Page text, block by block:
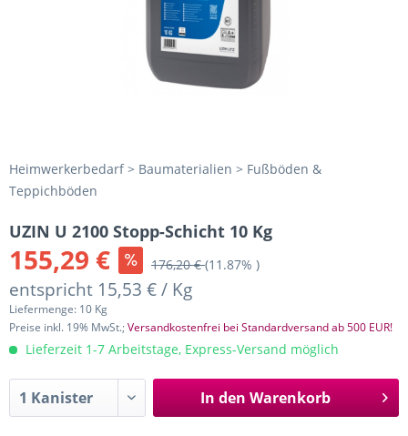
Heimwerkerbedarf > Baumaterialien > Fußböden &
Teppichböden
UZIN U 2100 Stopp-Schicht 10 Kg
155,29 € 176,20 €(11.87% )
entspricht 15,53 € / Kg
Liefermenge: 10 Kg
Preise inkl. 19% MwSt.;Versandkostenfrei bei Standardversand ab 500 EUR!
Lieferzeit 1-7 Arbeitstage, Express-Versand möglich
In den Warenkorb